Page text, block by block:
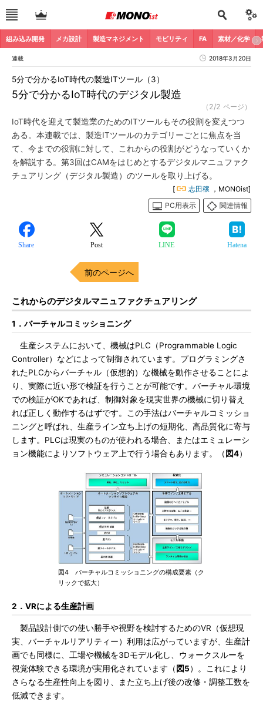
組み込み開発 メカ設計 製造マネジメント モビリティ FA 素材／化学
連載 2018年3月20日
5分で分かるIoT時代のデジタル製造
5分で分かるIoT時代の製造ITツール（3）
（2/2 ページ）
IoT時代を迎えて製造業のためのITツールもその役割を変えつつ
ある。本連載では、製造ITツールのカテゴリーごとに焦点を当
て、今までの役割に対して、これからの役割がどうなっていくか
を解説する。第3回はCAMをはじめとするデジタルマニュファク
チュアリング（デジタル製造）のツールを取り上げる。
[ 志田穣 ，MONOist]
PC用表示
関連情報
Share Post LINE Hatena
前のページへ
これからのデジタルマニュファクチュアリング
1．バーチャルコミッショニング
生産システムにおいて、機械はPLC（Programmable Logic
Controller）などによって制御されています。プログラミングさ
れたPLCからバーチャル（仮想的）な機械を動作させることによ
り、実際に近い形で検証を行うことが可能です。バーチャル環境
での検証がOKであれば、制御対象を現実世界の機械に切り替え
れば正しく動作するはずです。この手法はバーチャルコミッショ
ニングと呼ばれ、生産ライン立ち上げの短期化、高品質化に寄与
します。PLCは現実のものが使われる場合、またはエミュレーシ
ョン機能によりソフトウェア上で行う場合もあります。（ 図4）
図4 バーチャルコミッショニングの構成要素（ク
リックで拡大）
2．VRによる生産計画
製品設計側での使い勝手や視野を検討するためのVR（仮想現
実、バーチャルリアリティー）利用は広がっていますが、生産計
画でも同様に、工場や機械を3Dモデル化し、ウォークスルーを
視覚体験できる環境が実用化されています（ 図5）。これにより
さらなる生産性向上を図り、また立ち上げ後の改修・調整工数を
低減できます。